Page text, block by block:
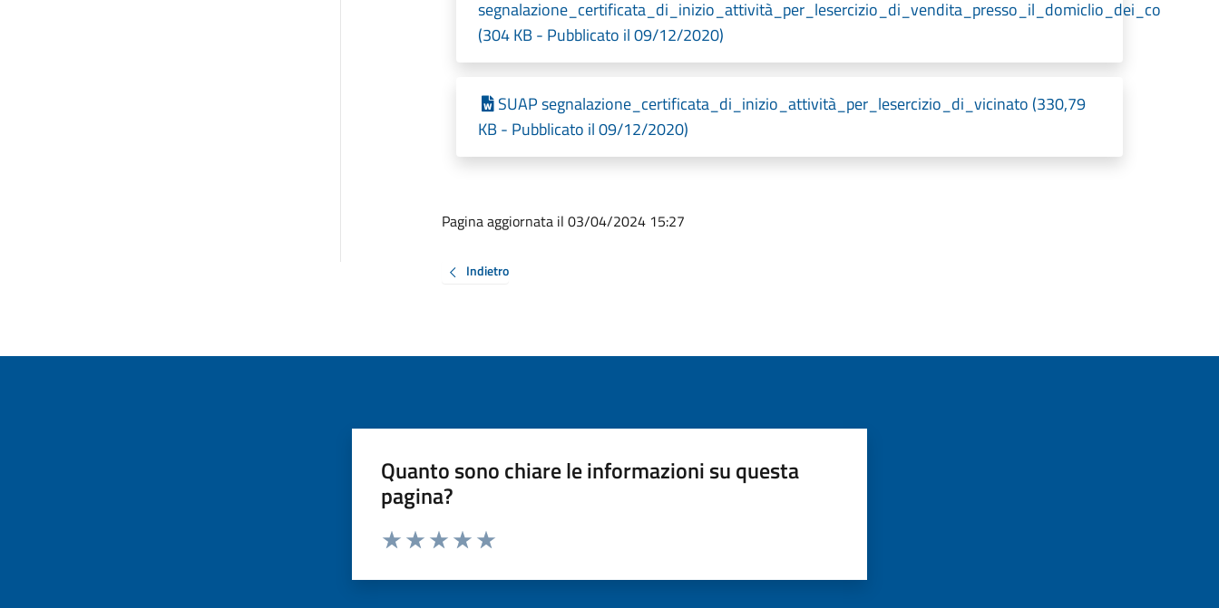
segnalazione_certificata_di_inizio_attività_per_lesercizio_di_vendita_presso_il_domiclio_dei_co
(304 KB - Pubblicato il 09/12/2020)
SUAP segnalazione_certificata_di_inizio_attività_per_lesercizio_di_vicinato (330,79
KB - Pubblicato il 09/12/2020)
Pagina aggiornata il 03/04/2024 15:27
Indietro
Quanto sono chiare le informazioni su questa
pagina?
Valuta da 1 a 5 stelle la pagina